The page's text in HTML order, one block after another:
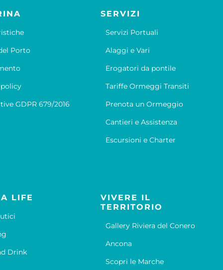
Porto
GDPR 679/2016
SERVIZI
Servizi Portuali
Alaggi e Vari
Erogatori da pontile
Tariffe Ormeggi Transiti
Prenota un Ormeggio
Cantieri e Assistenza
Escursioni e Charter
LIFE
Drink
VIVERE IL
TERRITORIO
Gallery Riviera del Conero
Ancona
Scopri le Marche